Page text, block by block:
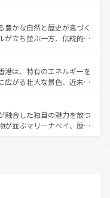
彩な魅力を心ゆくまで味
なお、新着の韓国情報はコンテンツ一
ハノイの古い町並みやホ
の建物も、独特の雰囲気を
ティの豊かさとおいしさで
ナムコーヒーなどは、ぜ
を訪れてもあたたかい人々
きっと忘れられない旅にな
豊かな自然と歴史が息づく
が立ち並ぶ一方、伝統的な
チェンマイなどの山岳地
プーケットやクラビの美し
むことができる。タイ料理
の季節にも異なる楽しみ
イの人々、仏教を中心とし
が、訪れる旅人を魅了し続
港は、特有のエネルギーを
広がる壮大な景色、近未来
。観光スポットが密集し
れるのも魅力。息をのむよ
、香港を存分に楽しみ尽く
融合した独自の魅力を放つ
が並ぶマリーナベイ、歴史
しめる外せないスポット